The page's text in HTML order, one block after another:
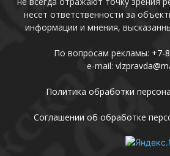
несет ответственности за
информации и мнения,
По вопросам рекламы: +7-
e-mail:
Политика обработки
Соглашении об обработке